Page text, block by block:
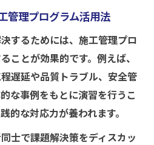
管理プログラム活用法
するためには、施工管理プロ
ことが効果的です。例えば、
遅延や品質トラブル、安全管
な事例をもとに演習を行うこ
的な対応力が養われます。
士で課題解決策をディスカッ